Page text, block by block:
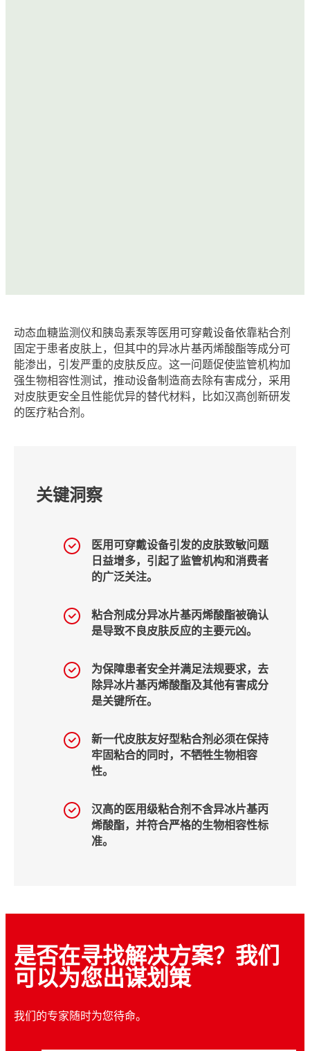
动态血糖监测仪和胰岛素泵等医用可穿戴设备依靠粘合剂
固定于患者皮肤上，但其中的异冰片基丙烯酸酯等成分可
能渗出，引发严重的皮肤反应。这一问题促使监管机构加
强生物相容性测试，推动设备制造商去除有害成分，采用
对皮肤更安全且性能优异的替代材料，比如汉高创新研发
的医疗粘合剂。
关键洞察
医用可穿戴设备引发的皮肤致敏问题
日益增多，引起了监管机构和消费者
的广泛关注。
粘合剂成分异冰片基丙烯酸酯被确认
是导致不良皮肤反应的主要元凶。
为保障患者安全并满足法规要求，去
除异冰片基丙烯酸酯及其他有害成分
是关键所在。
新一代皮肤友好型粘合剂必须在保持
牢固粘合的同时，不牺牲生物相容
性。
汉高的医用级粘合剂不含异冰片基丙
烯酸酯，并符合严格的生物相容性标
准。
是否在寻找解决方案？我们
可以为您出谋划策
我们的专家随时为您待命。